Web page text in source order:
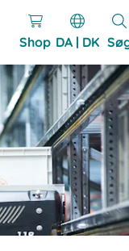
Shop DA | DK